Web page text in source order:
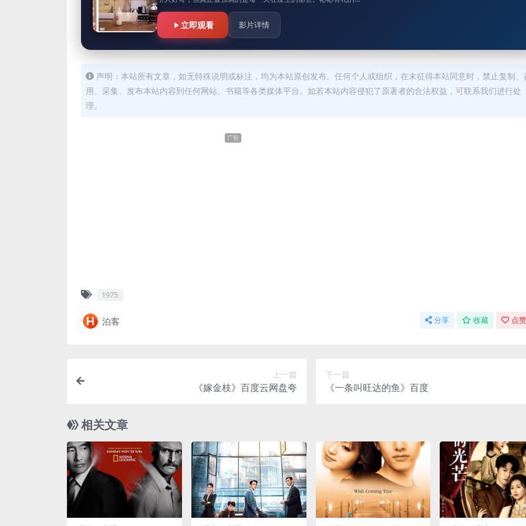
立即观看 影片详情
声明：本站所有文章，如无特殊说明或标注，均为本站原创发布。任何个人或组织，在未征得本站同意时，禁止复制、
用、采集、发布本站内容到任何网站、书籍等各类媒体平台。如若本站内容侵犯了原著者的合法权益，可联系我们进行处
理。
广告
1975
泊客 分享 收藏 点
上一篇
《嫁金枝》百度云网盘夸
下一篇
《一条叫旺达的鱼》百度
相关文章